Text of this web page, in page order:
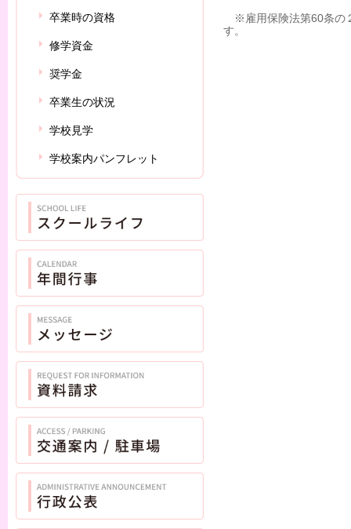
※雇用保険法第60条の
す。
卒業時の資格
修学資金
奨学金
卒業生の状況
学校見学
学校案内パンフレット